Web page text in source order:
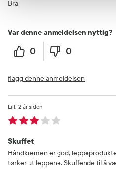
Bra
Var denne anmeldelsen nyttig?
0 0
flagg denne anmeldelsen
Skuffet
2 år siden
Lill
Håndkremen er god,
tørker ut leppene. Skuffende til å